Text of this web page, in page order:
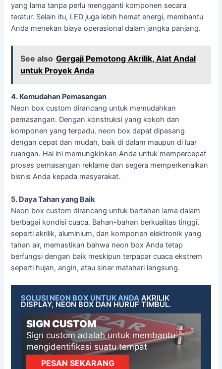
yang lama tanpa perlu mengganti komponen secara
teratur. Selain itu, LED juga lebih hemat energi, membantu
Anda menekan biaya operasional dalam jangka panjang.
See also Gergaji Pemotong Akrilik, Alat Andal
untuk Proyek Anda
4. Kemudahan Pemasangan
Neon box custom dirancang untuk memudahkan
pemasangan. Dengan konstruksi yang kokoh dan
komponen yang terpadu, neon box dapat dipasang
dengan cepat dan mudah, baik di dalam maupun di luar
ruangan. Hal ini memungkinkan Anda untuk mempercepat
proses pemasangan reklame dan segera memperkenalkan
bisnis Anda kepada masyarakat.
5. Daya Tahan yang Baik
Neon box custom dirancang untuk bertahan lama dalam
berbagai kondisi cuaca. Bahan-bahan berkualitas tinggi,
seperti akrilik, aluminium, dan komponen elektronik yang
tahan air, memastikan bahwa neon box Anda tetap
berfungsi dengan baik meskipun terpapar cuaca ekstrem
seperti hujan, angin, atau sinar matahari langsung.
SOLUSI NEON BOX UNTUK ANDA AKRILIK
DISPLAY, NEON BOX DAN HURUF TIMBUL.
SIGN CUSTOM
Sign custom adalah untuk membantu
mengidentifikasi suatu tempat
PESAN SEKARANG